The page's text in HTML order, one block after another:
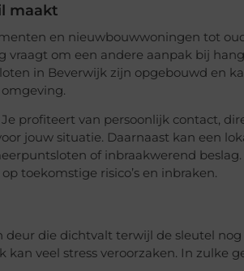
maakt
en nieuwbouwwoningen tot
vraagt om een andere aanpak bij
in Beverwijk zijn opgebouwd en
profiteert van persoonlijk contact,
jouw situatie. Daarnaast kan een
of inbraakwerend
toekomstige risico’s en inbraken.
deur die dichtvalt terwijl de sleutel
veel stress veroorzaken. In zulke